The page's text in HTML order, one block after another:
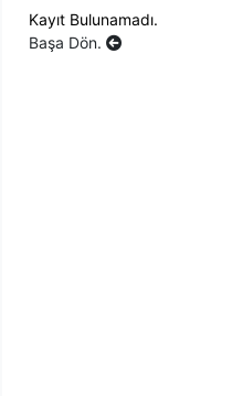
Kayıt Bulunamadı.
Başa Dön.